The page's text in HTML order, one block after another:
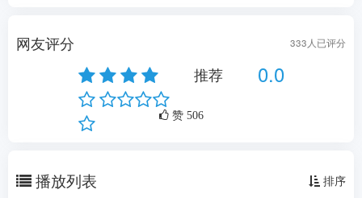
年份： 1992
语言： 法语
更多
网友评分 333 人已评分
推荐 0.0
赞 506
播放列表 排序